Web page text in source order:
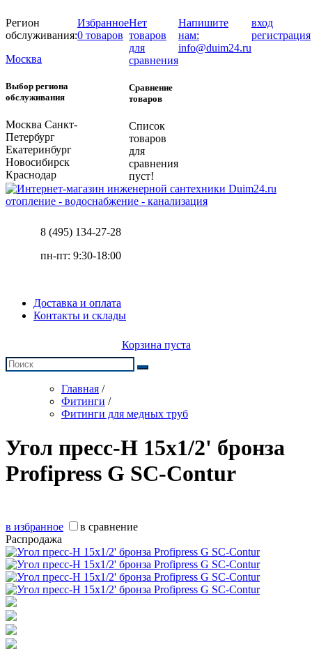
Регион
обслуживания:
Москва
Выбор региона
обслуживания
Москва Санкт-
Петербург
Екатеринбург
Новосибирск
Краснодар
Избранное
0 товаров
Нет
товаров
для
сравнения
Сравнение
товаров
Список
товаров
для
сравнения
пуст!
Напишите
нам:
info@duim24.ru
вход
регистрация
отопление - водоснабжение - канализация
8 (495) 134-27-28
пн-пт: 9:30-18:00
Доставка и оплата
Контакты и склады
Корзина пуста
Главная /
Фитинги /
Фитинги для медных труб
Угол пресс-Н 15х1/2' бронза
Profipress G SC-Contur
в избранное
в сравнение
Распродажа